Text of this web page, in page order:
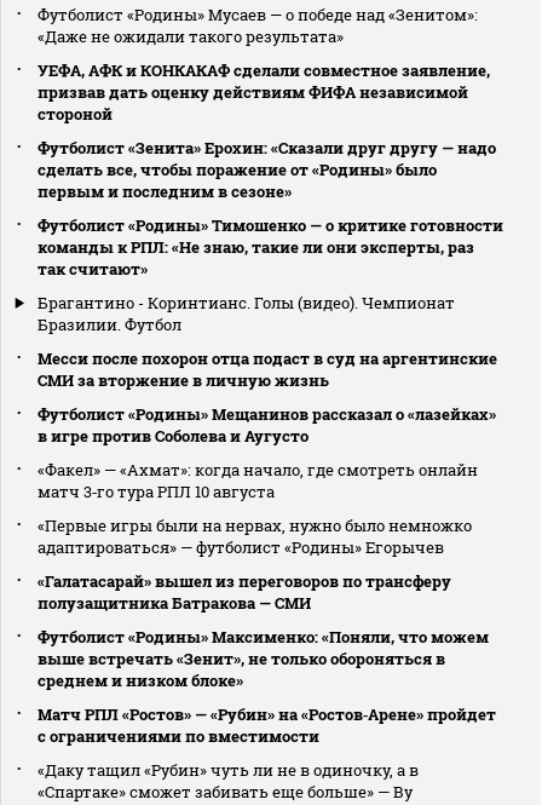
Футболист «Родины» Мусаев — о победе над «Зенитом»:
«Даже не ожидали такого результата»
УЕФА, АФК и КОНКАКАФ сделали совместное заявление,
призвав дать оценку действиям ФИФА независимой
стороной
Футболист «Зенита» Ерохин: «Сказали друг другу — надо
сделать все, чтобы поражение от «Родины» было
первым и последним в сезоне»
Футболист «Родины» Тимошенко — о критике готовности
команды к РПЛ: «Не знаю, такие ли они эксперты, раз
так считают»
Брагантино - Коринтианс. Голы (видео). Чемпионат
Бразилии. Футбол
Месси после похорон отца подаст в суд на аргентинские
СМИ за вторжение в личную жизнь
Футболист «Родины» Мещанинов рассказал о «лазейках»
в игре против Соболева и Аугусто
«Факел» — «Ахмат»: когда начало, где смотреть онлайн
матч 3‑го тура РПЛ 10 августа
«Первые игры были на нервах, нужно было немножко
адаптироваться» — футболист «Родины» Егорычев
«Галатасарай» вышел из переговоров по трансферу
полузащитника Батракова — СМИ
Футболист «Родины» Максименко: «Поняли, что можем
выше встречать «Зенит», не только обороняться в
среднем и низком блоке»
Матч РПЛ «Ростов» — «Рубин» на «Ростов‑Арене» пройдет
с ограничениями по вместимости
«Даку тащил «Рубин» чуть ли не в одиночку, а в
«Спартаке» сможет забивать еще больше» — Ву